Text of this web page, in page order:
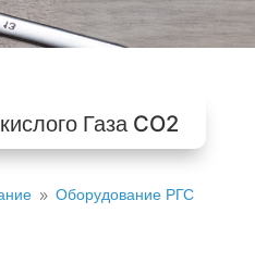
Газа CO2
9 Оборудование РГС